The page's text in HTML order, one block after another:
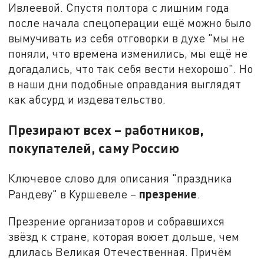
Ивлеевой. Спустя полтора с лишним года
после начала спецоперации ещё можно было
вымучивать из себя отговорки в духе "мы не
поняли, что времена изменились, мы ещё не
догадались, что так себя вести нехорошо". Но
в наши дни подобные оправдания выглядят
как абсурд и издевательство.
Презирают всех – работников,
покупателей, саму Россию
Ключевое слово для описания "праздника
Рандеву" в Куршевеле – презрение.
Презрение организаторов и собравшихся
звёзд к стране, которая воюет дольше, чем
длилась Великая Отечественная. Причём